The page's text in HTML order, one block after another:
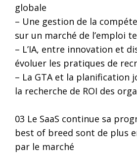
globale
– Une gestion de la
sur un marché de l’emploi
– L’IA, entre innovation et
évoluer les pratiques de
– La GTA et la planification
la recherche de ROI des
03 Le SaaS continue sa
best of breed sont de plus
par le marché